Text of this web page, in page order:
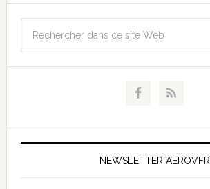
NEWSLETTER AEROVFR